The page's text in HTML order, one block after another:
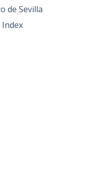
de Sevilla